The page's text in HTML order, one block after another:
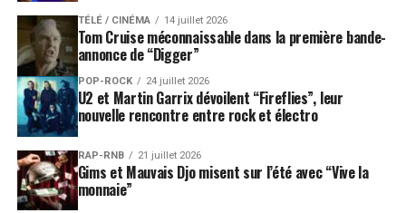
TÉLÉ / CINÉMA 14 juillet 2026
Tom Cruise méconnaissable dans la première bande-
annonce de “Digger”
POP-ROCK 24 juillet 2026
U2 et Martin Garrix dévoilent “Fireflies”, leur
nouvelle rencontre entre rock et électro
RAP-RNB 21 juillet 2026
Gims et Mauvais Djo misent sur l’été avec “Vive la
monnaie”